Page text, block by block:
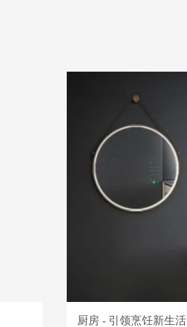
厨房 - 引领烹饪新生活